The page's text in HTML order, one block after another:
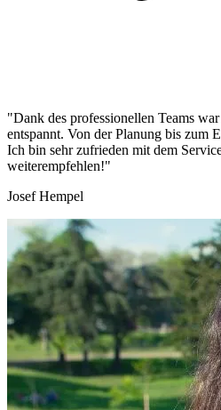
"Dank des professionellen Teams
entspannt. Von der Planung bis zum
Ich bin sehr zufrieden mit dem
weiterempfehlen!"
Josef Hempel